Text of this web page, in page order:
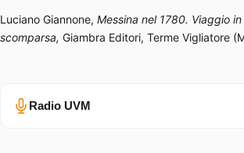
Radio UVM
Luciano Giannone, Messina nel 1780. Viaggio
scomparsa, Giambra Editori, Terme Vigliatore